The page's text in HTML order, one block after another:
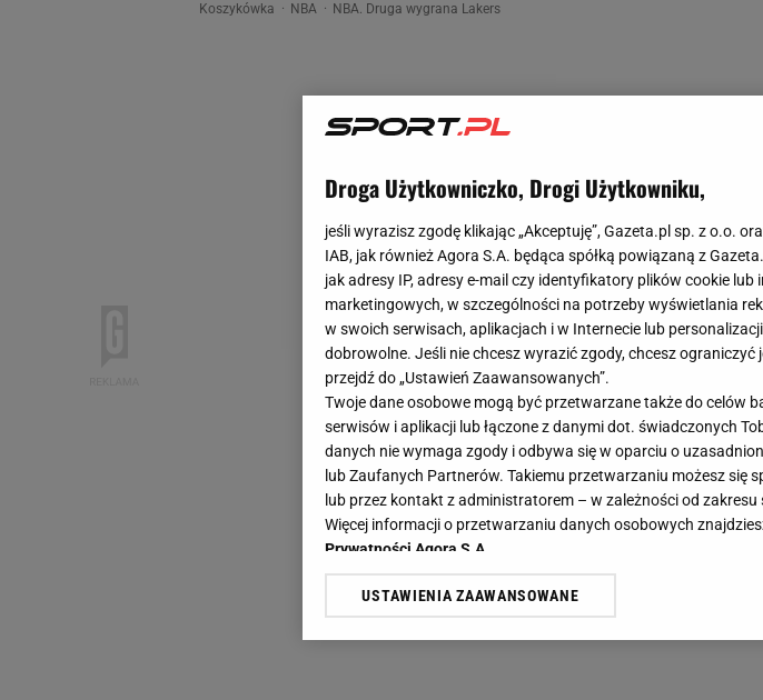
Koszykówka NBA NBA. Druga wygrana Lakers
Droga Użytkowniczko, Drogi Użytkowniku,
jeśli wyrazisz zgodę klikając „Akceptuję”, Gazeta.pl sp. z o.o.
IAB, jak również Agora S.A. będąca spółką powiązaną z
jak adresy IP, adresy e-mail czy identyfikatory plików cookie
marketingowych, w szczególności na potrzeby wyświetlania
w swoich serwisach, aplikacjach i w Internecie lub
dobrowolne. Jeśli nie chcesz wyrazić zgody, chcesz
przejdź do „Ustawień Zaawansowanych”.
Twoje dane osobowe mogą być przetwarzane także do celów
serwisów i aplikacji lub łączone z danymi dot. świadczonych
danych nie wymaga zgody i odbywa się w oparciu o
lub Zaufanych Partnerów. Takiemu przetwarzaniu możesz się
lub przez kontakt z administratorem – w zależności od
Więcej informacji o przetwarzaniu danych osobowych
Prywatności Agora S.A.
Klikając „Akceptuję” wyrażasz też zgodę na zainstalowanie i
Zaufanych Partnerów i Agora S.A. na Twoim urządzeniu
USTAWIENIA ZAAWANSOWANE